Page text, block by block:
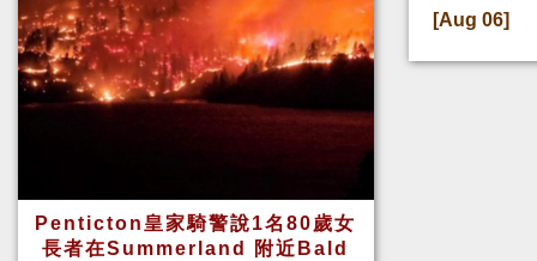
Penticton皇家騎警說1名80歲女
長者在Summerland 附近Bald
[Aug 06]